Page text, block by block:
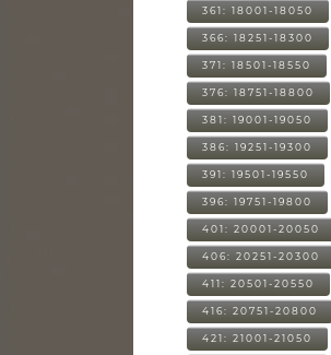
361: 18001-18050
366: 18251-18300
371: 18501-18550
376: 18751-18800
381: 19001-19050
386: 19251-19300
391: 19501-19550
396: 19751-19800
401: 20001-20050
406: 20251-20300
411: 20501-20550
416: 20751-20800
421: 21001-21050